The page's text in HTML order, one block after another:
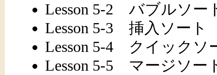
Lesson 5-2 バブルソー
Lesson 5-3 挿入ソート
Lesson 5-4 クイックソ
Lesson 5-5 マージソー